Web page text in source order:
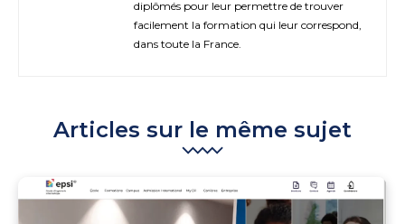
diplômés pour leur permettre de trouver
facilement la formation qui leur correspond,
dans toute la France.
Articles sur le même sujet